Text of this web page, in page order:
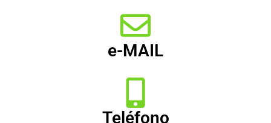
e-MAIL
Teléfono